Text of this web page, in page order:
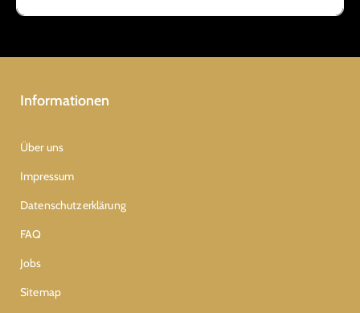
Informationen
Über uns
Impressum
Datenschutzerklärung
FAQ
Jobs
Sitemap